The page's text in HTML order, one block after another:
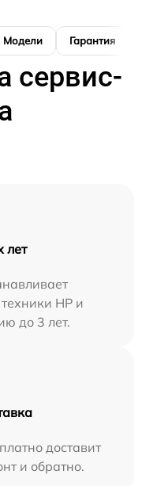
Модели Гарантия
сервис-
лет
HP и
до 3 лет.
доставит
и обратно.